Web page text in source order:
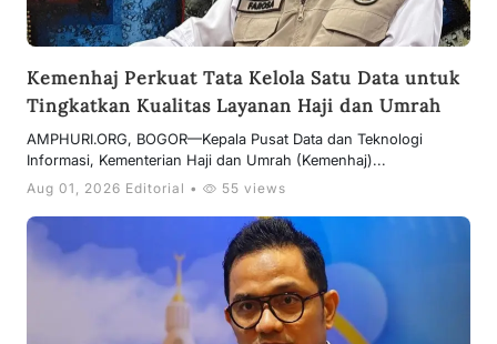
Kemenhaj Perkuat Tata Kelola Satu Data untuk
Tingkatkan Kualitas Layanan Haji dan Umrah
AMPHURI.ORG, BOGOR—Kepala Pusat Data dan Teknologi
Informasi, Kementerian Haji dan Umrah (Kemenhaj)...
Aug 01, 2026 Editorial • 55 views